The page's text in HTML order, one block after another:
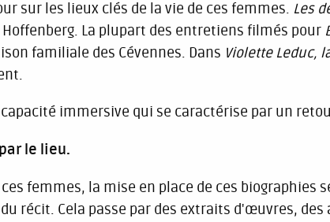
sur les lieux clés de la vie de ces femmes. Les
Hoffenberg. La plupart des entretiens filmés pour
familiale des Cévennes. Dans Violette Leduc,
immersive qui se caractérise par un
le lieu.
ces femmes, la mise en place de ces
récit. Cela passe par des extraits d'œuvres,